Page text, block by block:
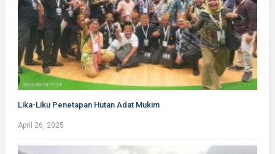
Lika-Liku Penetapan Hutan Adat Mukim
April 26, 2025